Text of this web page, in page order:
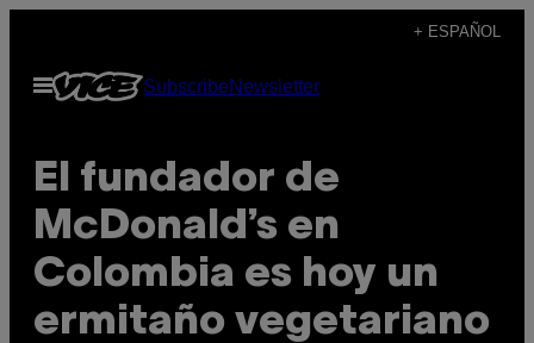
contenido
+ ESPAÑOL
Abrir
Menú
SubscribeNewsletter
El fundador de
McDonald’s en
Colombia es hoy un
ermitaño vegetariano